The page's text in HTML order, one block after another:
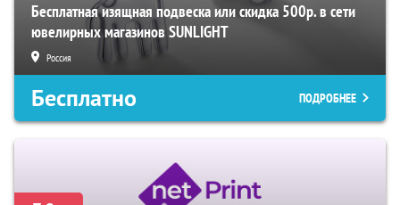
Бесплатная изящная подвеска или скидка 500р. в сети
ювелирных магазинов SUNLIGHT
Россия
Бесплатно ПОДРОБНЕЕ